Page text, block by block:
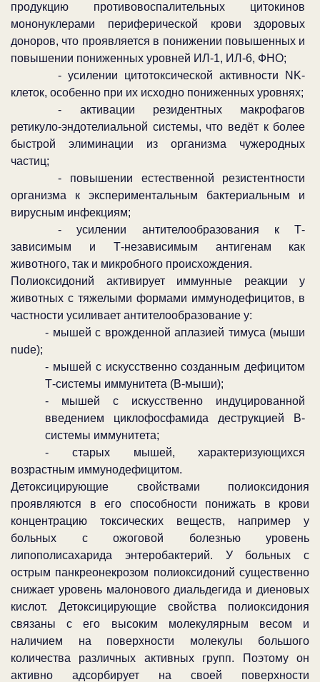
продукцию противовоспалительных цитокинов
мононуклерами периферической крови здоровых
доноров, что проявляется в понижении повышенных и
повышении пониженных уровней ИЛ-1, ИЛ-6, ФНО;
- усилении цитотоксической активности NK-
клеток, особенно при их исходно пониженных уровнях;
- активации резидентных макрофагов
ретикуло-эндотелиальной системы, что ведёт к более
быстрой элиминации из организма чужеродных
частиц;
- повышении естественной резистентности
организма к экспериментальным бактериальным и
вирусным инфекциям;
- усилении антителообразования к Т-
зависимым и Т-независимым антигенам как
животного, так и микробного происхождения.
Полиоксидоний активирует иммунные реакции у
животных с тяжелыми формами иммунодефицитов, в
частности усиливает антителообразование у:
- мышей с врожденной аплазией тимуса (мыши
nude);
- мышей с искусственно созданным дефицитом
Т-системы иммунитета (В-мыши);
- мышей с искусственно индуцированной
введением циклофосфамида деструкцией В-
системы иммунитета;
- старых мышей, характеризующихся
возрастным иммунодефицитом.
Детоксицирующие свойствами полиоксидония
проявляются в его способности понижать в крови
концентрацию токсических веществ, например у
больных с ожоговой болезнью уровень
липополисахарида энтеробактерий. У больных с
острым панкреонекрозом полиоксидоний существенно
снижает уровень малонового диальдегида и диеновых
кислот. Детоксицирующие свойства полиоксидония
связаны с его высоким молекулярным весом и
наличием на поверхности молекулы большого
количества различных активных групп. Поэтому он
активно адсорбирует на своей поверхности